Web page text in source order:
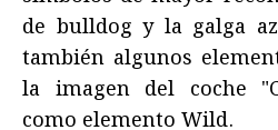
de bulldog y la galga
también algunos
la imagen del coche
como elemento Wild.